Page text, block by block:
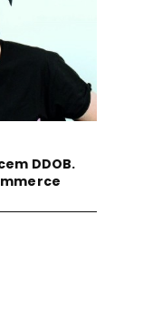
DDOB.